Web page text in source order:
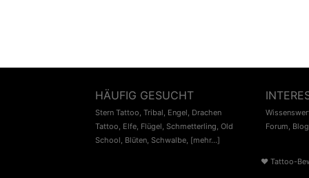
HÄUFIG GESUCHT
Stern Tattoo, Tribal, Engel, Drachen
Tattoo, Elfe, Flügel, Schmetterling, Old
School, Blüten, Schwalbe, [mehr...]
Forum, Blog
♥ Tattoo-